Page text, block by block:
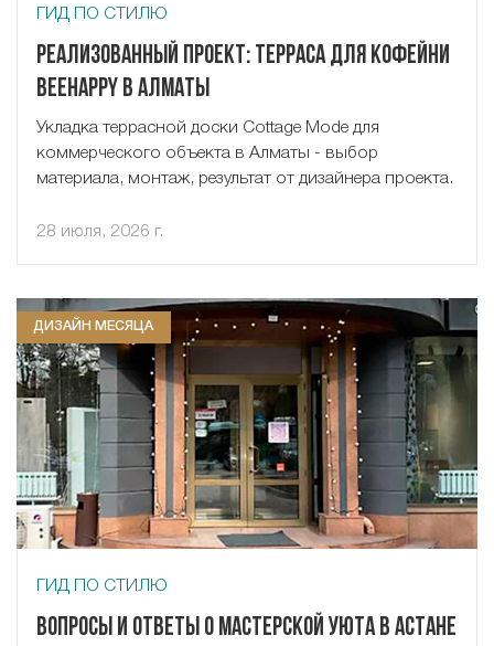
ГИД ПО СТИЛЮ
Реализованный проект: терраса для кофейни
Beehappy в Алматы
Укладка террасной доски Cottage Mode для
коммерческого объекта в Алматы - выбор
материала, монтаж, результат от дизайнера проекта.
28 июля, 2026 г.
ДИЗАЙН МЕСЯЦА
ГИД ПО СТИЛЮ
Вопросы и ответы о Мастерской Уюта в Астане